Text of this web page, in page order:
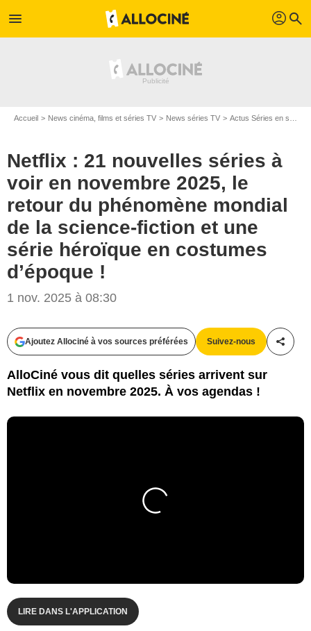
menu profil search
Accueil News cinéma, films et séries TV News séries TV Actus Séries en streaming
Netflix : 21 nouvelles séries à
voir en novembre 2025, le
retour du phénomène mondial
de la science-fiction et une
série héroïque en costumes
d’époque !
1 nov. 2025 à 08:30
Ajoutez Allociné à vos sources préférées Suivez-nous
AlloCiné vous dit quelles séries arrivent sur
Netflix en novembre 2025. À vos agendas !
LIRE DANS L'APPLICATION